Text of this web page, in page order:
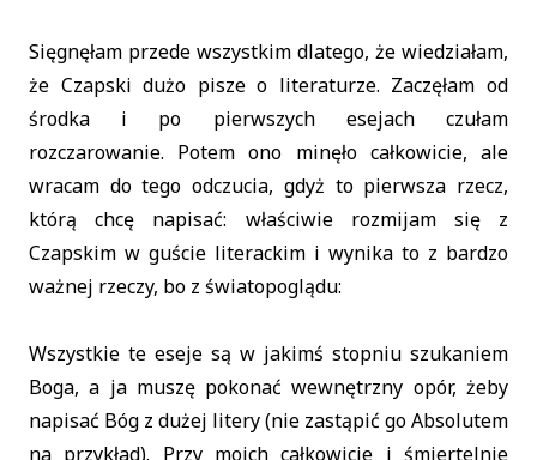
Sięgnęłam przede wszystkim dlatego, że wiedziałam,
że Czapski dużo pisze o literaturze. Zaczęłam od
środka i po pierwszych esejach czułam
rozczarowanie. Potem ono minęło całkowicie, ale
wracam do tego odczucia, gdyż to pierwsza rzecz,
którą chcę napisać: właściwie rozmijam się z
Czapskim w guście literackim i wynika to z bardzo
ważnej rzeczy, bo z światopoglądu:
Wszystkie te eseje są w jakimś stopniu szukaniem
Boga, a ja muszę pokonać wewnętrzny opór, żeby
napisać Bóg z dużej litery (nie zastąpić go Absolutem
na przykład). Przy moich całkowicie i śmiertelnie